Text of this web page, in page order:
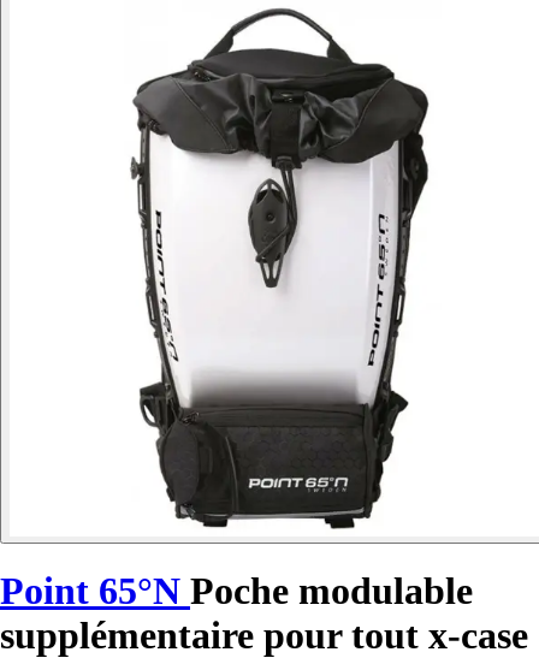
Point 65°N Poche modulable
supplémentaire pour tout x-case